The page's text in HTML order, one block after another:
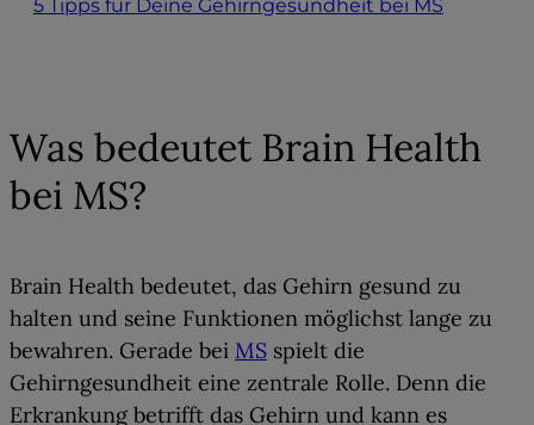
5 Tipps für Deine Gehirngesundheit bei MS
Was bedeutet Brain Health
bei MS?
Brain Health bedeutet, das Gehirn gesund zu
halten und seine Funktionen möglichst lange zu
bewahren. Gerade bei MS spielt die
Gehirngesundheit eine zentrale Rolle. Denn die
Erkrankung betrifft das Gehirn und kann es